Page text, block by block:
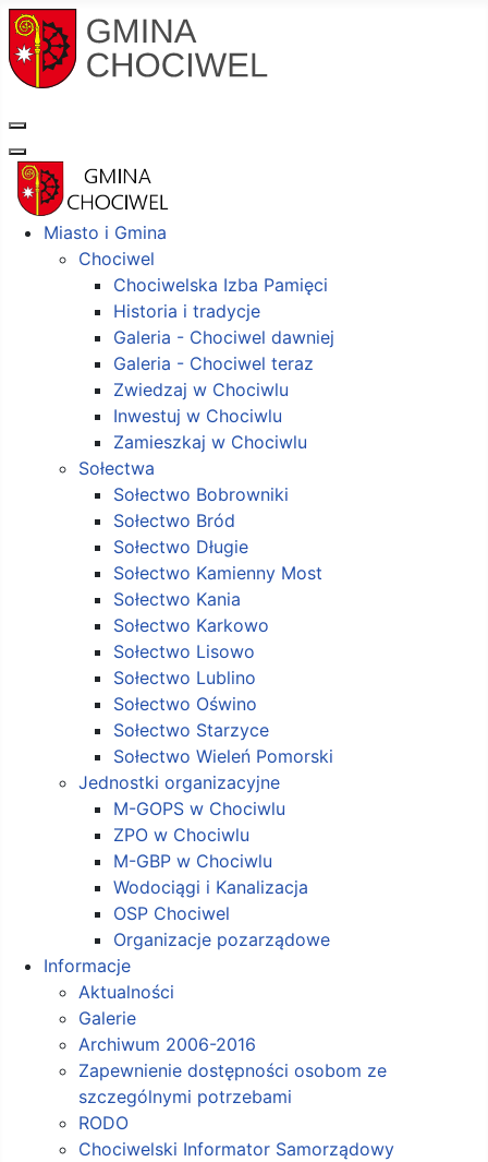
Miasto i Gmina
Chociwel
Chociwelska Izba Pamięci
Historia i tradycje
Galeria - Chociwel dawniej
Galeria - Chociwel teraz
Zwiedzaj w Chociwlu
Inwestuj w Chociwlu
Zamieszkaj w Chociwlu
Sołectwa
Sołectwo Bobrowniki
Sołectwo Bród
Sołectwo Długie
Sołectwo Kamienny Most
Sołectwo Kania
Sołectwo Karkowo
Sołectwo Lisowo
Sołectwo Lublino
Sołectwo Oświno
Sołectwo Starzyce
Sołectwo Wieleń Pomorski
Jednostki organizacyjne
M-GOPS w Chociwlu
ZPO w Chociwlu
M-GBP w Chociwlu
Wodociągi i Kanalizacja
OSP Chociwel
Organizacje pozarządowe
Informacje
Aktualności
Galerie
Archiwum 2006-2016
Zapewnienie dostępności osobom ze
szczególnymi potrzebami
RODO
Chociwelski Informator Samorządowy